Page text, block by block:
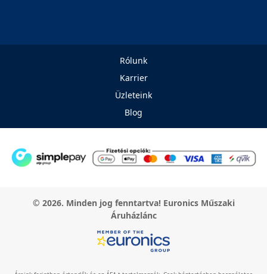
Rólunk
Karrier
Üzleteink
Blog
© 2026. Minden jog fenntartva! Euronics Műszaki
Áruházlánc